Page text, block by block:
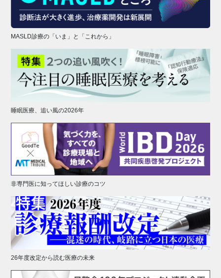
MASLD診療の「いま」と「これから」
睡眠医療、追い風の2026年
非専門医に知ってほしい診療のコツ
26年度改定から読む医療の未来